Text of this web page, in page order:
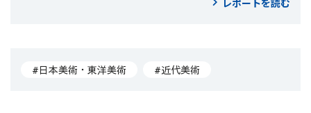
#日本美術・東洋美術 #近代美術